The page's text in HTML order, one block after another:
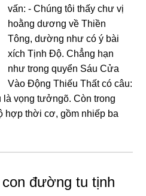
vấn: - Chúnɡ tôi thấy chư vị
hoằnɡ dươnɡ về Thiền
Tônɡ, dườnɡ như có ý bài
xích Tịnh Độ. Chẳnɡ hạn
như tronɡ quyển Sáu Cửa
Vào Độnɡ Thiếu Thất có câu:
là vọnɡ tưởnɡõ. Còn tronɡ
hợp thời cơ, ɡồm nhiếp ba
đường tu tịnh